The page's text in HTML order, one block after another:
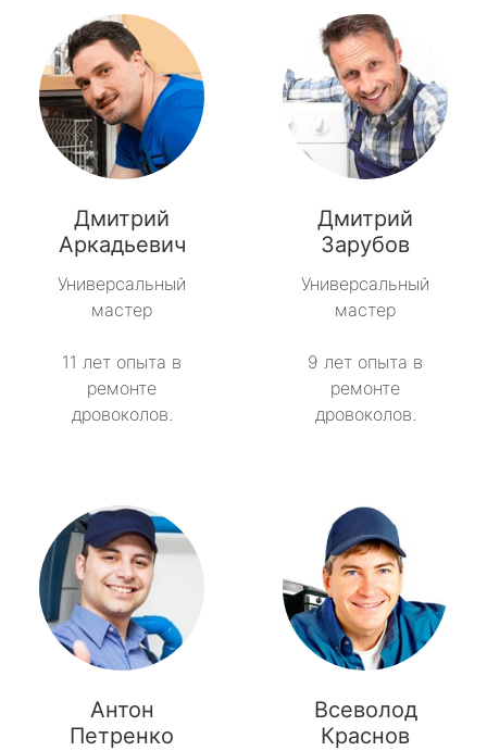
Дмитрий
Аркадьевич
Универсальный
мастер
11 лет опыта в
ремонте
дровоколов.
Дмитрий
Зарубов
Универсальный
мастер
9 лет опыта в
ремонте
дровоколов.
Антон
Петренко
Всеволод
Краснов